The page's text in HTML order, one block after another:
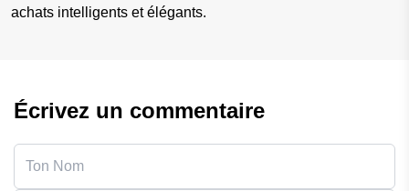
achats intelligents et élégants.
Écrivez un commentaire